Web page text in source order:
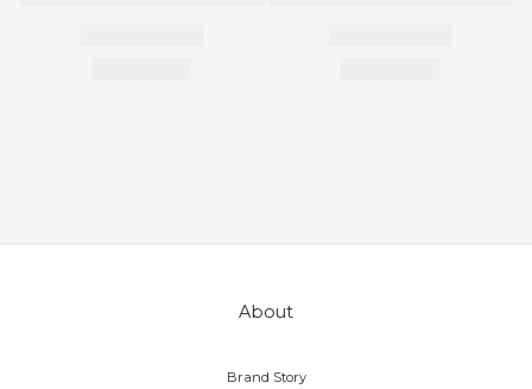
About
Brand Story